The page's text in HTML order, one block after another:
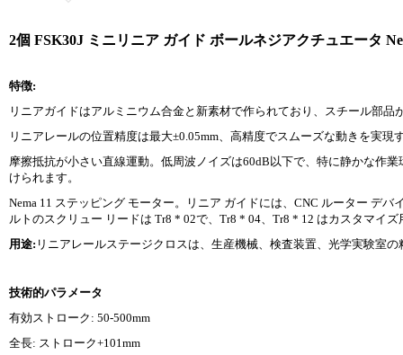
2個 FSK30J ミニリニア ガイド ボールネジアクチュエータ
特徴:
リニアガイドはアルミニウム合金と新素材で作られており、スチール部品
リニアレールの位置精度は最大±0.05mm、高精度でスムーズな動きを実現
摩擦抵抗が小さい直線運動。低周波ノイズは60dB以下で、特に静かな作
けられます。
Nema 11 ステッピング モーター。リニア ガイドには、CNC ルーター デ
ルトのスクリュー リードは Tr8 * 02で、Tr8 * 04、Tr8 * 12 はカスタマイズ
用途: リニアレールステージクロスは、生産機械、検査装置、光学実験室
技術的パラメータ
有効ストローク: 50-500mm
全長: ストローク+101mm